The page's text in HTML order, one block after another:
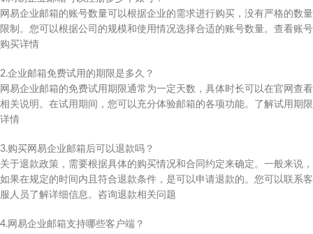
网易企业邮箱的账号数量可以根据企业的需求进行购买，没有严格的数量
限制。您可以根据公司的规模和使用情况选择合适的账号数量。查看账号
购买详情
2.企业邮箱免费试用的期限是多久？
网易企业邮箱的免费试用期限通常为一定天数，具体时长可以在官网查看
相关说明。在试用期间，您可以充分体验邮箱的各项功能。了解试用期限
详情
3.购买网易企业邮箱后可以退款吗？
关于退款政策，需要根据具体的购买情况和合同约定来确定。一般来说，
如果在规定的时间内且符合退款条件，是可以申请退款的。您可以联系客
服人员了解详细信息。咨询退款相关问题
4.网易企业邮箱支持哪些客户端？